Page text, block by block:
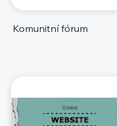
Komunitní fórum